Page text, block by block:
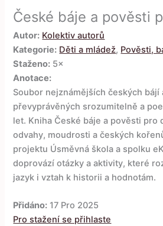
České báje a pověsti
Autor: Kolektiv autorů
Kategorie: Děti a mládež, Pověsti,
Staženo: 5×
Anotace:
Soubor nejznámějších českých bájí
převyprávěných srozumitelně a
let. Kniha České báje a pověsti pro
odvahy, moudrosti a českých
projektu Úsměvná škola a spolku
doprovází otázky a aktivity, které
jazyk i vztah k historii a hodnotám.
Přidáno: 17 Pro 2025
Pro stažení se přihlaste